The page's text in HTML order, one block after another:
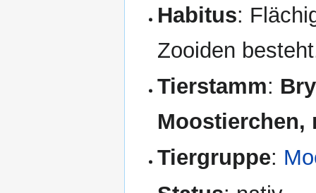
Habitus:
Zooiden
Tierstamm:
Moostierchen,
Tiergruppe: